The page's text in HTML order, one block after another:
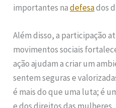
importantes nadefesados
Além disso, a participação
movimentos sociais
ação ajudam a criar um
sentem seguras e
é mais do que uma luta; é